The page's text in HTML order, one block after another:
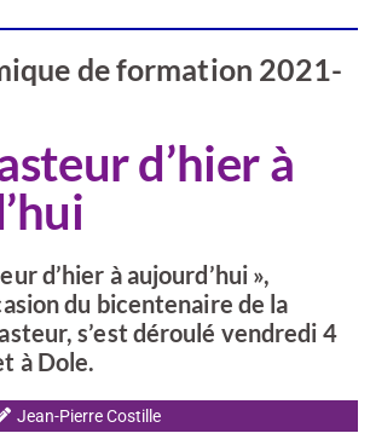
de formation 2021-
d’hier à
d’hier à aujourd’hui »,
du bicentenaire de la
s’est déroulé vendredi 4
à Dole.
Jean-Pierre Costille